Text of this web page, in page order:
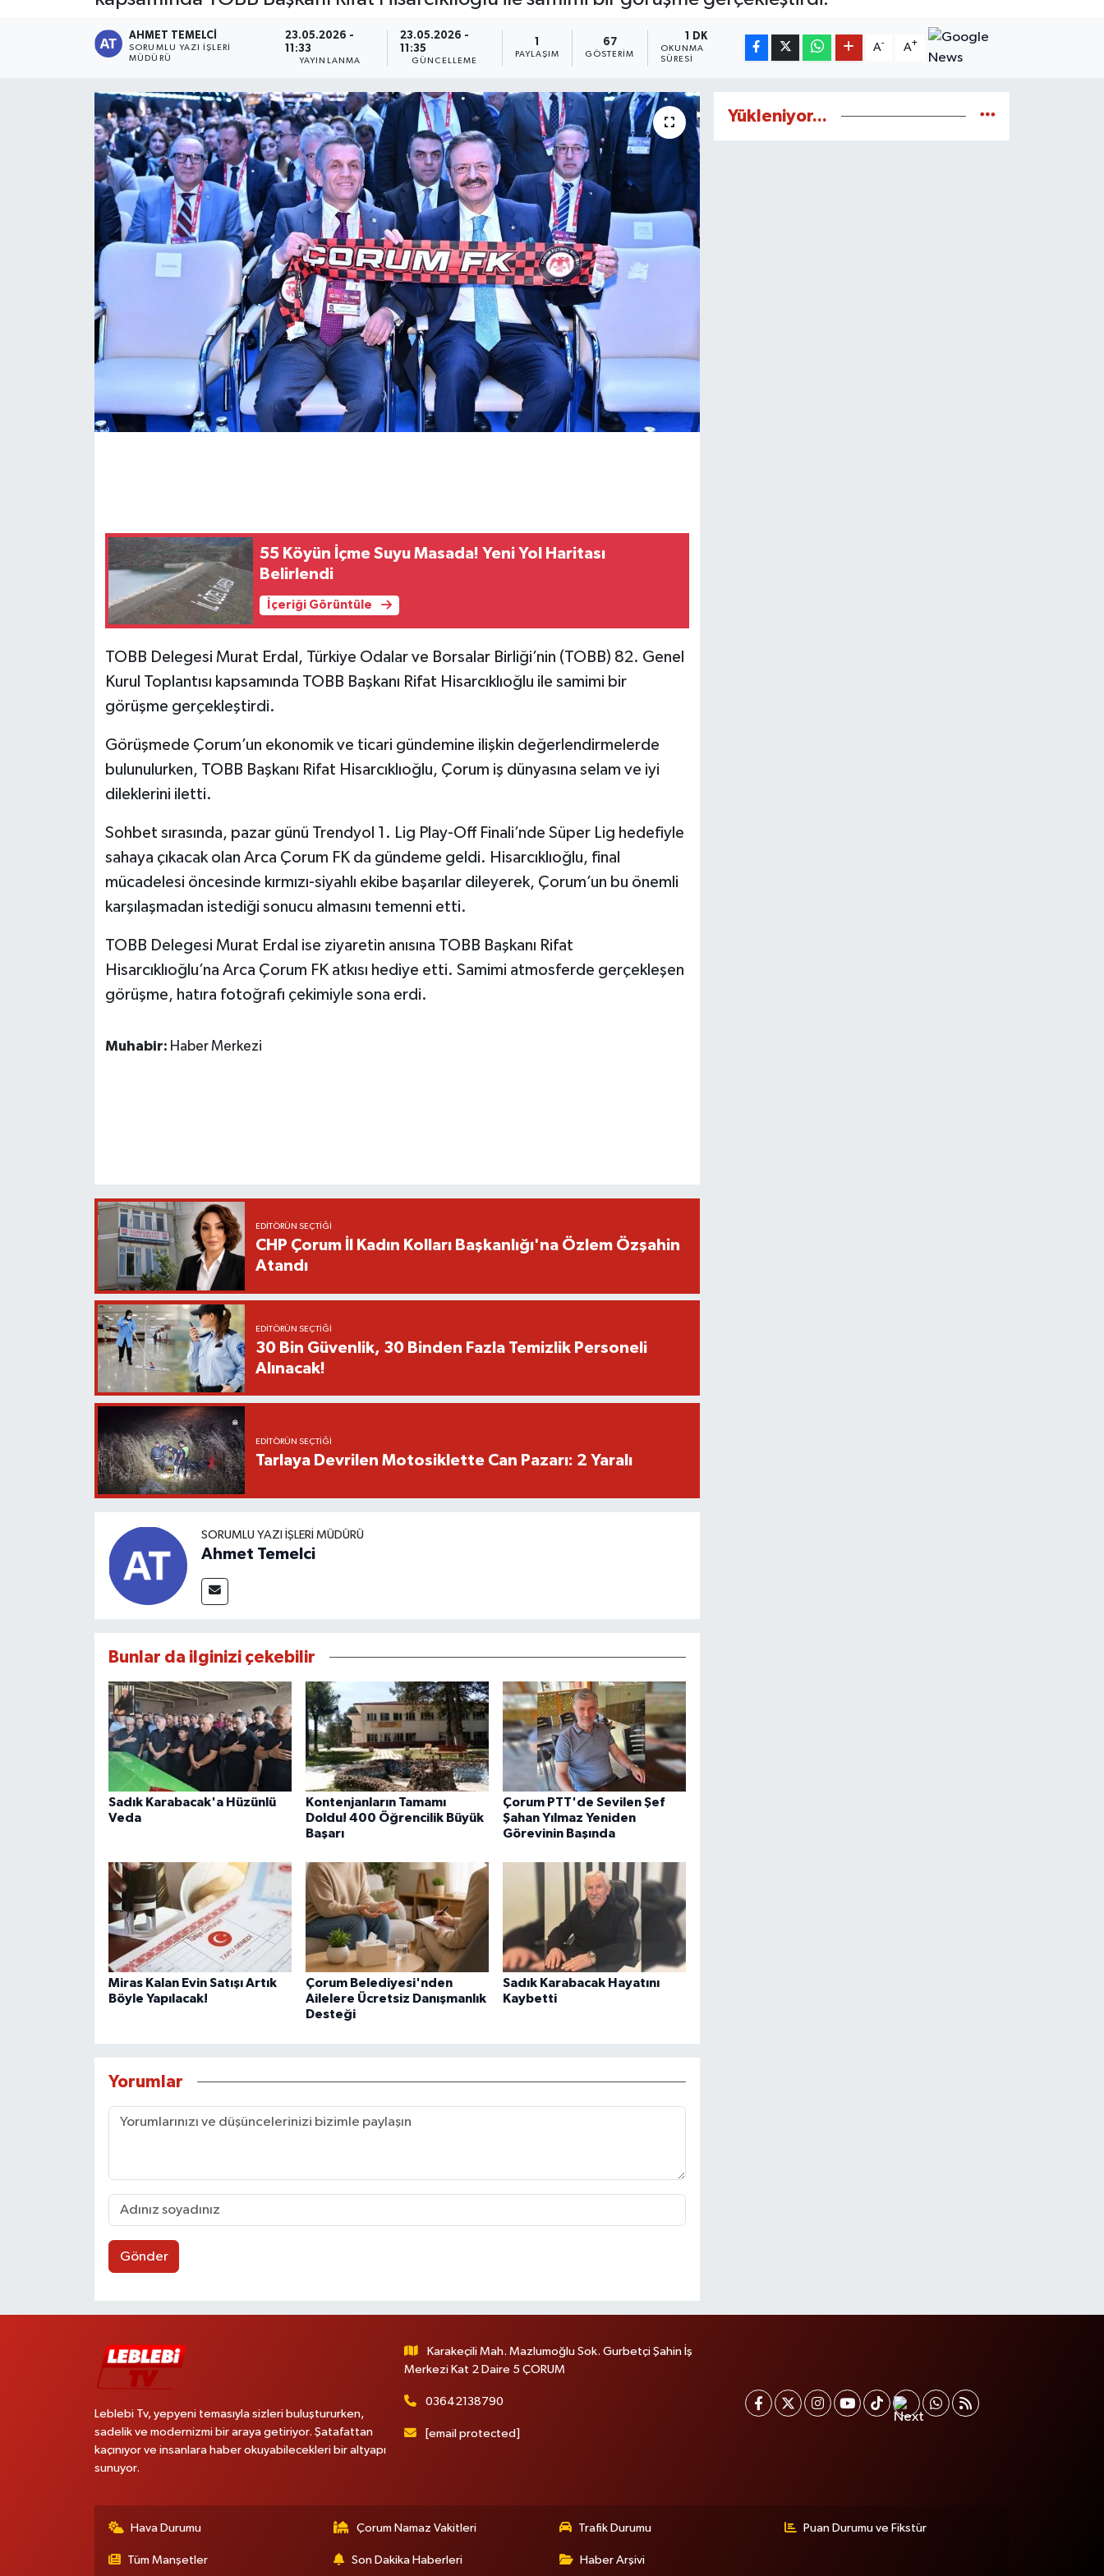
AHMET TEMELCI
SORUMLU YAZI İŞLERI
MÜDÜRÜ
23.05.2026 -
11:33
YAYINLANMA
23.05.2026 -
11:35
GÜNCELLEME
1
PAYLAŞIM
67
GÖSTERIM
1 DK
OKUNMA
SÜRESI
A- A+
55 Köyün İçme Suyu Masada! Yeni Yol Haritası
Belirlendi
İçeriği Görüntüle
TOBB Delegesi Murat Erdal, Türkiye Odalar ve Borsalar Birliği’nin (TOBB) 82. Genel
Kurul Toplantısı kapsamında TOBB Başkanı Rifat Hisarcıklıoğlu ile samimi bir
görüşme gerçekleştirdi.
Görüşmede Çorum’un ekonomik ve ticari gündemine ilişkin değerlendirmelerde
bulunulurken, TOBB Başkanı Rifat Hisarcıklıoğlu, Çorum iş dünyasına selam ve iyi
dileklerini iletti.
Sohbet sırasında, pazar günü Trendyol 1. Lig Play-Off Finali’nde Süper Lig hedefiyle
sahaya çıkacak olan Arca Çorum FK da gündeme geldi. Hisarcıklıoğlu, final
mücadelesi öncesinde kırmızı-siyahlı ekibe başarılar dileyerek, Çorum’un bu önemli
karşılaşmadan istediği sonucu almasını temenni etti.
TOBB Delegesi Murat Erdal ise ziyaretin anısına TOBB Başkanı Rifat
Hisarcıklıoğlu’na Arca Çorum FK atkısı hediye etti. Samimi atmosferde gerçekleşen
görüşme, hatıra fotoğrafı çekimiyle sona erdi.
Muhabir: Haber Merkezi
EDITÖRÜN SEÇTIĞI
CHP Çorum İl Kadın Kolları Başkanlığı'na Özlem Özşahin
Atandı
EDITÖRÜN SEÇTIĞI
30 Bin Güvenlik, 30 Binden Fazla Temizlik Personeli
Alınacak!
EDITÖRÜN SEÇTIĞI
Tarlaya Devrilen Motosiklette Can Pazarı: 2 Yaralı
SORUMLU YAZI İŞLERI MÜDÜRÜ
Ahmet Temelci
Bunlar da ilginizi çekebilir
Sadık Karabacak'a Hüzünlü
Veda
Kontenjanların Tamamı
Doldu! 400 Öğrencilik Büyük
Başarı
Çorum PTT'de Sevilen Şef
Şahan Yılmaz Yeniden
Görevinin Başında
Miras Kalan Evin Satışı Artık
Böyle Yapılacak!
Çorum Belediyesi'nden
Ailelere Ücretsiz Danışmanlık
Desteği
Sadık Karabacak Hayatını
Kaybetti
Yorumlar
Gönder
Yükleniyor...
Leblebi Tv, yepyeni temasıyla sizleri buluştururken,
sadelik ve modernizmi bir araya getiriyor. Şatafattan
kaçınıyor ve insanlara haber okuyabilecekleri bir altyapı
sunuyor.
Karakeçili Mah. Mazlumoğlu Sok. Gurbetçi Şahin İş
Merkezi Kat 2 Daire 5 ÇORUM
03642138790
[email protected]
Hava Durumu Çorum Namaz Vakitleri Trafik Durumu Puan Durumu ve Fikstür
Tüm Manşetler Son Dakika Haberleri Haber Arşivi